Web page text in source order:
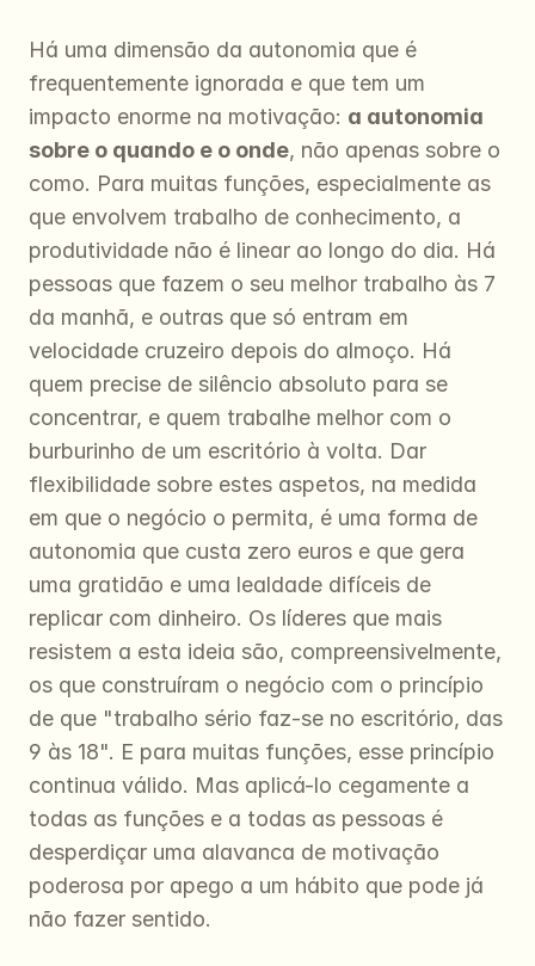
Há uma dimensão da autonomia que é
frequentemente ignorada e que tem um
impacto enorme na motivação: a autonomia
sobre o quando e o onde, não apenas sobre o
como. Para muitas funções, especialmente as
que envolvem trabalho de conhecimento, a
produtividade não é linear ao longo do dia. Há
pessoas que fazem o seu melhor trabalho às 7
da manhã, e outras que só entram em
velocidade cruzeiro depois do almoço. Há
quem precise de silêncio absoluto para se
concentrar, e quem trabalhe melhor com o
burburinho de um escritório à volta. Dar
flexibilidade sobre estes aspetos, na medida
em que o negócio o permita, é uma forma de
autonomia que custa zero euros e que gera
uma gratidão e uma lealdade difíceis de
replicar com dinheiro. Os líderes que mais
resistem a esta ideia são, compreensivelmente,
os que construíram o negócio com o princípio
de que "trabalho sério faz-se no escritório, das
9 às 18". E para muitas funções, esse princípio
continua válido. Mas aplicá-lo cegamente a
todas as funções e a todas as pessoas é
desperdiçar uma alavanca de motivação
poderosa por apego a um hábito que pode já
não fazer sentido.